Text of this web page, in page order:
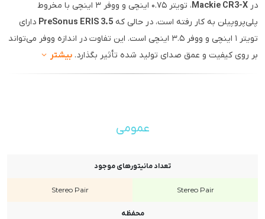
در Mackie CR3-X
، تویتر ۰.۷۵ اینچی و ووفر ۳ اینچی با مخروط
پلی‌پروپیلن به کار رفته است، در حالی که PreSonus ERIS 3.5 دارای
تویتر ۱ اینچی و ووفر ۳.۵ اینچی است. این تفاوت در اندازه ووفر می‌تواند
بر روی کیفیت و عمق صدای تولید شده تأثیر بگذارد. بیشتر
عمومی
تعداد مانیتورهای موجود
Stereo Pair
Stereo Pair
محفظه